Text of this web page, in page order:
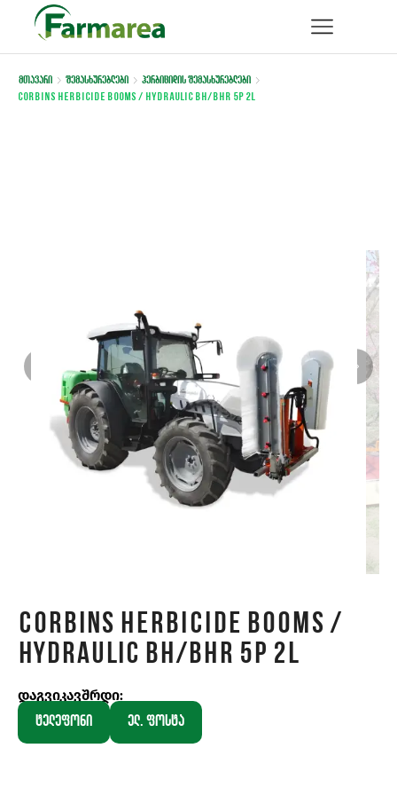
მთავარი შემასხურებლები
ჰერბიციდის შემასხურებლები
Corbins HERBICIDE BOOMS / Hydraulic BH/BHR 5P 2L
Corbins HERBICIDE BOOMS /
Hydraulic BH/BHR 5P 2L
დაგვიკავშრდი:
ტელეფონი
ელ. ფოსტა